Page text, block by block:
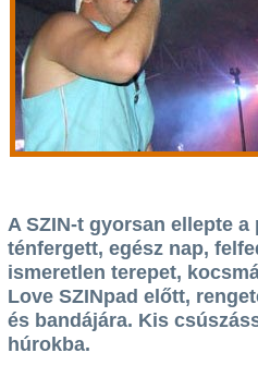
A SZIN-t gyorsan ellepte
ténfergett, egész nap,
ismeretlen terepet,
Love SZINpad előtt,
és bandájára. Kis
húrokba.